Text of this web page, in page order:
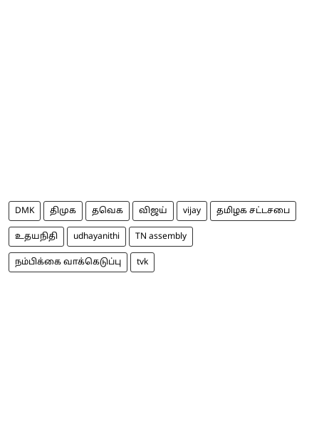
DMK திமுக தவெக விஜய் vijay தமிழக சட்டசபை
உதயநிதி udhayanithi TN assembly
நம்பிக்கை வாக்கெடுப்பு tvk